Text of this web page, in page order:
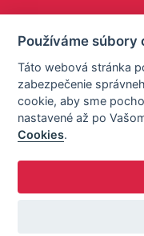
o
Používáme súbory
Táto webová stránka
zabezpečenie
cookie, aby sme
nastavené až po
Cookies.